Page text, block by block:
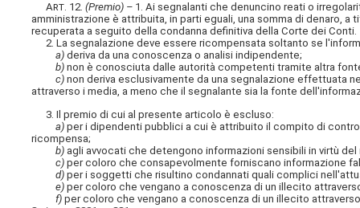
Art. 12.(Premio) – 1. Ai segnalanti che denuncino reati o
amministrazione è attribuita, in parti eguali, una somma di denaro,
recuperata a seguito della condanna definitiva della Corte dei Conti.
2. La segnalazione deve essere ricompensata soltanto se
a) deriva da una conoscenza o analisi indipendente;
b) non è conosciuta dalle autorità competenti tramite altra
c) non deriva esclusivamente da una segnalazione effettuata
attraverso i media, a meno che il segnalante sia la fonte
3. Il premio di cui al presente articolo è escluso:
a) per i dipendenti pubblici a cui è attribuito il compito di
ricompensa;
b) agli avvocati che detengono informazioni sensibili in virtù
c) per coloro che consapevolmente forniscano informazione
d) per i soggetti che risultino condannati quali complici
e) per coloro che vengano a conoscenza di un illecito
f) per coloro che vengano a conoscenza di un illecito